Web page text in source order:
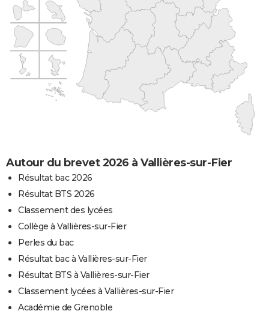
Autour du brevet 2026 à Vallières-sur-Fier
Résultat bac 2026
Résultat BTS 2026
Classement des lycées
Collège à Vallières-sur-Fier
Perles du bac
Résultat bac à Vallières-sur-Fier
Résultat BTS à Vallières-sur-Fier
Classement lycées à Vallières-sur-Fier
Académie de Grenoble